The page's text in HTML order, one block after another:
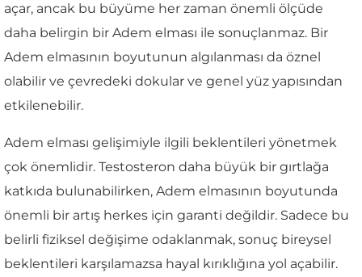
açar, ancak bu büyüme her zaman önemli ölçüde
daha belirgin bir Adem elması ile sonuçlanmaz. Bir
Adem elmasının boyutunun algılanması da öznel
olabilir ve çevredeki dokular ve genel yüz yapısından
etkilenebilir.
Adem elması gelişimiyle ilgili beklentileri yönetmek
çok önemlidir. Testosteron daha büyük bir gırtlağa
katkıda bulunabilirken, Adem elmasının boyutunda
önemli bir artış herkes için garanti değildir. Sadece bu
belirli fiziksel değişime odaklanmak, sonuç bireysel
beklentileri karşılamazsa hayal kırıklığına yol açabilir.